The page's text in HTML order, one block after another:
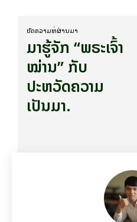
ບົດ​ຄວາມ​ທີ່​ຜ່ານ​ມາ
ມາຮູ້ຈັກ “ພຣະເຈົ້າ
ໝ່ານ” ກັບ
ປະຫວັດຄວາມ
ເປັນມາ.